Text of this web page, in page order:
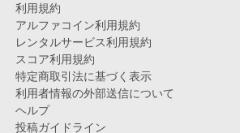
利用規約
アルファコイン利用規約
レンタルサービス利用規約
スコア利用規約
特定商取引法に基づく表示
利用者情報の外部送信について
ヘルプ
投稿ガイドライン